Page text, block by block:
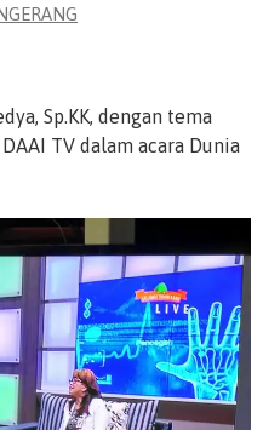
Sp.KK, dengan tema
TV dalam acara Dunia